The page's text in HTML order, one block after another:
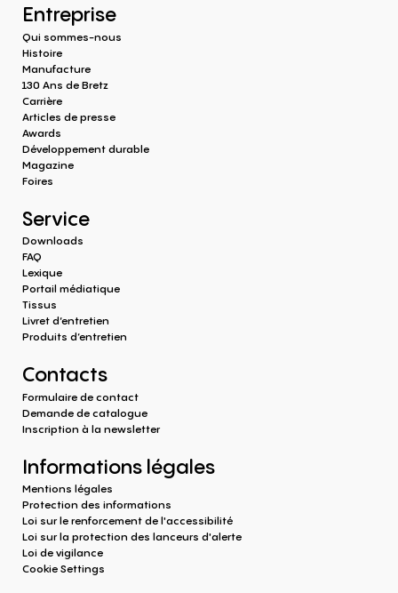
Entreprise
Qui sommes-nous
Histoire
Manufacture
130 Ans de Bretz
Carrière
Articles de presse
Awards
Développement durable
Magazine
Foires
Service
Downloads
FAQ
Lexique
Portail médiatique
Tissus
Livret d’entretien
Produits d‘entretien
Contacts
Formulaire de contact
Demande de catalogue
Inscription à la newsletter
Informations légales
Mentions légales
Protection des informations
Loi sur le renforcement de l'accessibilité
Loi sur la protection des lanceurs d'alerte
Loi de vigilance
Cookie Settings